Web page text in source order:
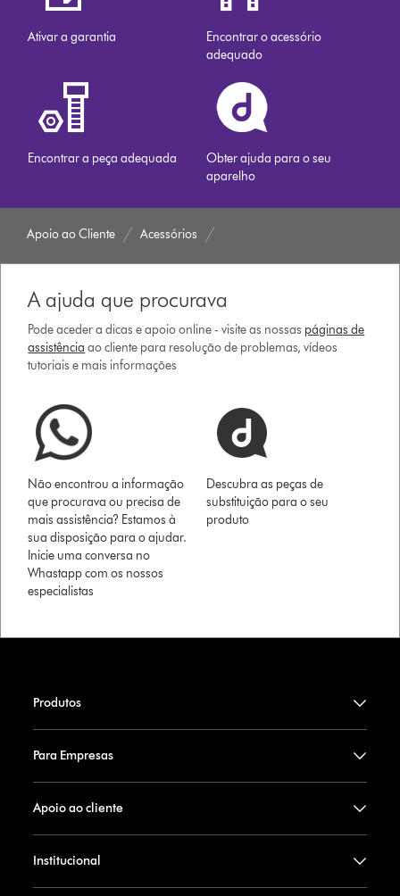
Ativar a garantia
Encontrar o acessório
adequado
Encontrar a peça adequada
Obter ajuda para o seu
aparelho
Apoio ao Cliente Acessórios
A ajuda que procurava
Pode aceder a dicas e apoio online - visite as nossas páginas de
assistência ao cliente para resolução de problemas, vídeos
tutoriais e mais informações
Não encontrou a informação
que procurava ou precisa de
mais assistência? Estamos à
sua disposição para o ajudar.
Inicie uma conversa no
Whastapp com os nossos
especialistas
Descubra as peças de
substituição para o seu
produto
Produtos
Para Empresas
Apoio ao cliente
Institucional